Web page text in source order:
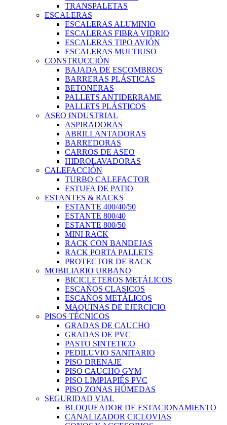
TRANSPALETAS
ESCALERAS
ESCALERAS ALUMINIO
ESCALERAS FIBRA VIDRIO
ESCALERAS TIPO AVIÓN
ESCALERAS MULTIUSO
CONSTRUCCIÓN
BAJADA DE ESCOMBROS
BARRERAS PLÁSTICAS
BETONERAS
PALLETS ANTIDERRAME
PALLETS PLÁSTICOS
ASEO INDUSTRIAL
ASPIRADORAS
ABRILLANTADORAS
BARREDORAS
CARROS DE ASEO
HIDROLAVADORAS
CALEFACCIÓN
TURBO CALEFACTOR
ESTUFA DE PATIO
ESTANTES & RACKS
ESTANTE 400/40/50
ESTANTE 800/40
ESTANTE 800/50
MINI RACK
RACK CON BANDEJAS
RACK PORTA PALLETS
PROTECTOR DE RACK
MOBILIARIO URBANO
BICICLETEROS METÁLICOS
ESCAÑOS CLASICOS
ESCAÑOS METÁLICOS
MAQUINAS DE EJERCICIO
PISOS TÉCNICOS
GRADAS DE CAUCHO
GRADAS DE PVC
PASTO SINTETICO
PEDILUVIO SANITARIO
PISO DRENAJE
PISO CAUCHO GYM
PISO LIMPIAPIÉS PVC
PISO ZONAS HÚMEDAS
SEGURIDAD VIAL
BLOQUEADOR DE ESTACIONAMIENTO
CANALIZADOR CICLOVIAS